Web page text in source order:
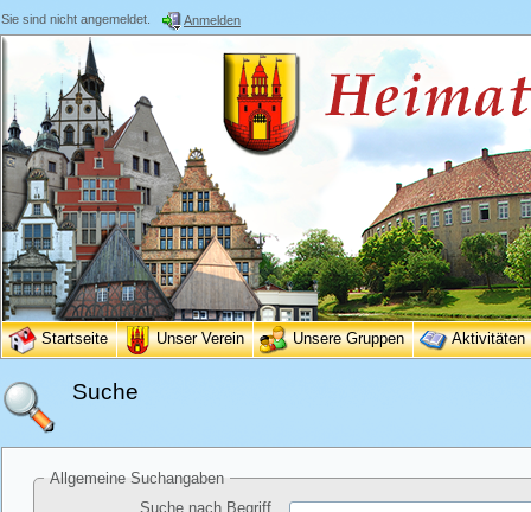
Sie sind nicht angemeldet. Anmelden
Startseite Unser Verein Unsere Gruppen Aktivitäten
Suche
Allgemeine Suchangaben
Suche nach Begriff